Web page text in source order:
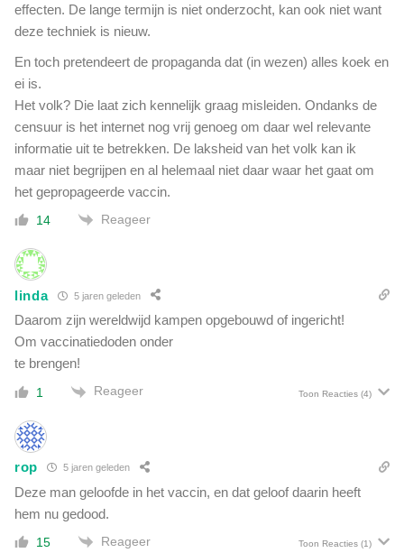
effecten. De lange termijn is niet onderzocht, kan ook niet want
deze techniek is nieuw.
En toch pretendeert de propaganda dat (in wezen) alles koek en
ei is.
Het volk? Die laat zich kennelijk graag misleiden. Ondanks de
censuur is het internet nog vrij genoeg om daar wel relevante
informatie uit te betrekken. De laksheid van het volk kan ik
maar niet begrijpen en al helemaal niet daar waar het gaat om
het gepropageerde vaccin.
14 Reageer
linda 5 jaren geleden
Daarom zijn wereldwijd kampen opgebouwd of ingericht!
Om vaccinatiedoden onder
te brengen!
1 Reageer Toon Reacties (4)
rop 5 jaren geleden
Deze man geloofde in het vaccin, en dat geloof daarin heeft
hem nu gedood.
15 Reageer Toon Reacties (1)